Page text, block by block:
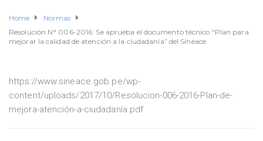
Home
Normas
Resolución N° 006-2016: Se aprueba el documento técnico “Plan para
mejorar la calidad de atención a la ciudadanía” del Sineace
https://www.sineace.gob.pe/wp-
content/uploads/2017/10/Resolucion-006-2016-Plan-de-
mejora-atención-a-ciudadanía.pdf